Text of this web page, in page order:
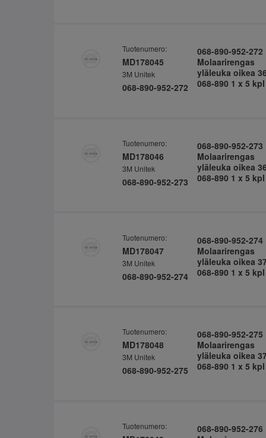
Tuotenumero:
MD178045
3M Unitek
068-890-952-272
068-890-952-272
Molaarirengas
yläleuka oikea
068-890 1 x 5 kpl
Tuotenumero:
MD178046
3M Unitek
068-890-952-273
068-890-952-273
Molaarirengas
yläleuka oikea
068-890 1 x 5 kpl
Tuotenumero:
MD178047
3M Unitek
068-890-952-274
068-890-952-274
Molaarirengas
yläleuka oikea
068-890 1 x 5 kpl
Tuotenumero:
MD178048
3M Unitek
068-890-952-275
068-890-952-275
Molaarirengas
yläleuka oikea
068-890 1 x 5 kpl
Tuotenumero:
068-890-952-276